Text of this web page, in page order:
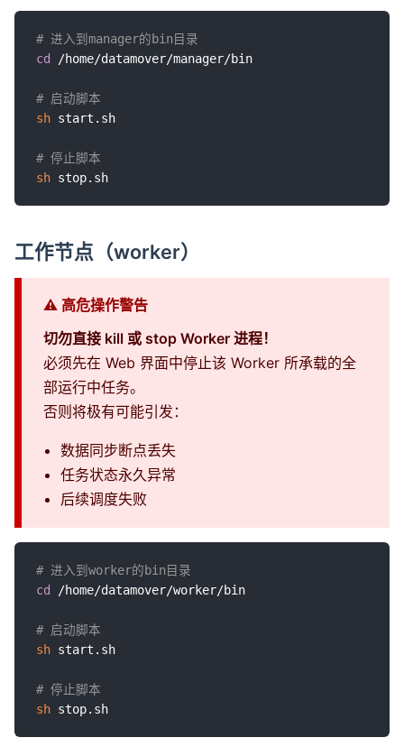
# 进入到manager的bin目录
cd
/home/datamover/manager/bin
# 启动脚本
sh start.sh
# 停止脚本
sh
工作节点（worker）
⚠️ 高危操作警告
切勿直接 kill 或 stop Worker 进程！
必须先在 Web 界面中停止该 Worker 所承载的全
部运行中任务。
否则将极有可能引发：
数据同步断点丢失
任务状态永久异常
后续调度失败
# 进入到worker的bin目录
cd /home/datamover/worker/bin
# 启动脚本
sh start.sh
# 停止脚本
sh